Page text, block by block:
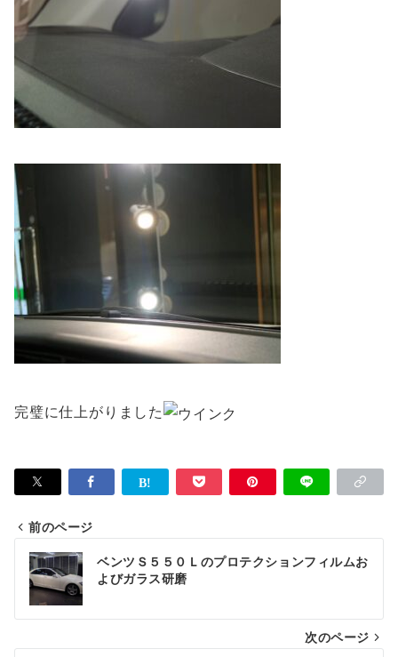
完璧に仕上がりました
投
稿
ナ
ビ
前のページ
ベンツＳ５５０Ｌのプロテクションフィルムお
よびガラス研磨
次のページ